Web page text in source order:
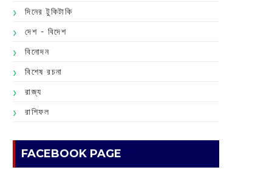
দিনের টুকিটাকি
দেশ - বিদেশ
বিনোদন
বিশেষ রচনা
রাজ্য
রাশিফল
FACEBOOK PAGE